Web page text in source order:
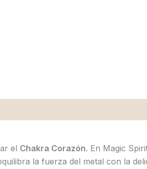
el Chakra Corazón. En Magic
la fuerza del metal con la